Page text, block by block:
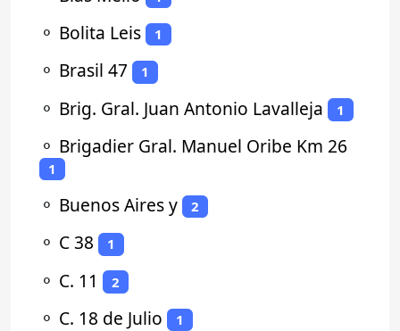
⚬ Bolita Leis 1
⚬ Brasil 47 1
⚬ Brig. Gral. Juan Antonio Lavalleja 1
⚬ Brigadier Gral. Manuel Oribe Km 26
1
⚬ Buenos Aires y 2
⚬ C 38 1
⚬ C. 11 2
⚬ C. 18 de Julio 1